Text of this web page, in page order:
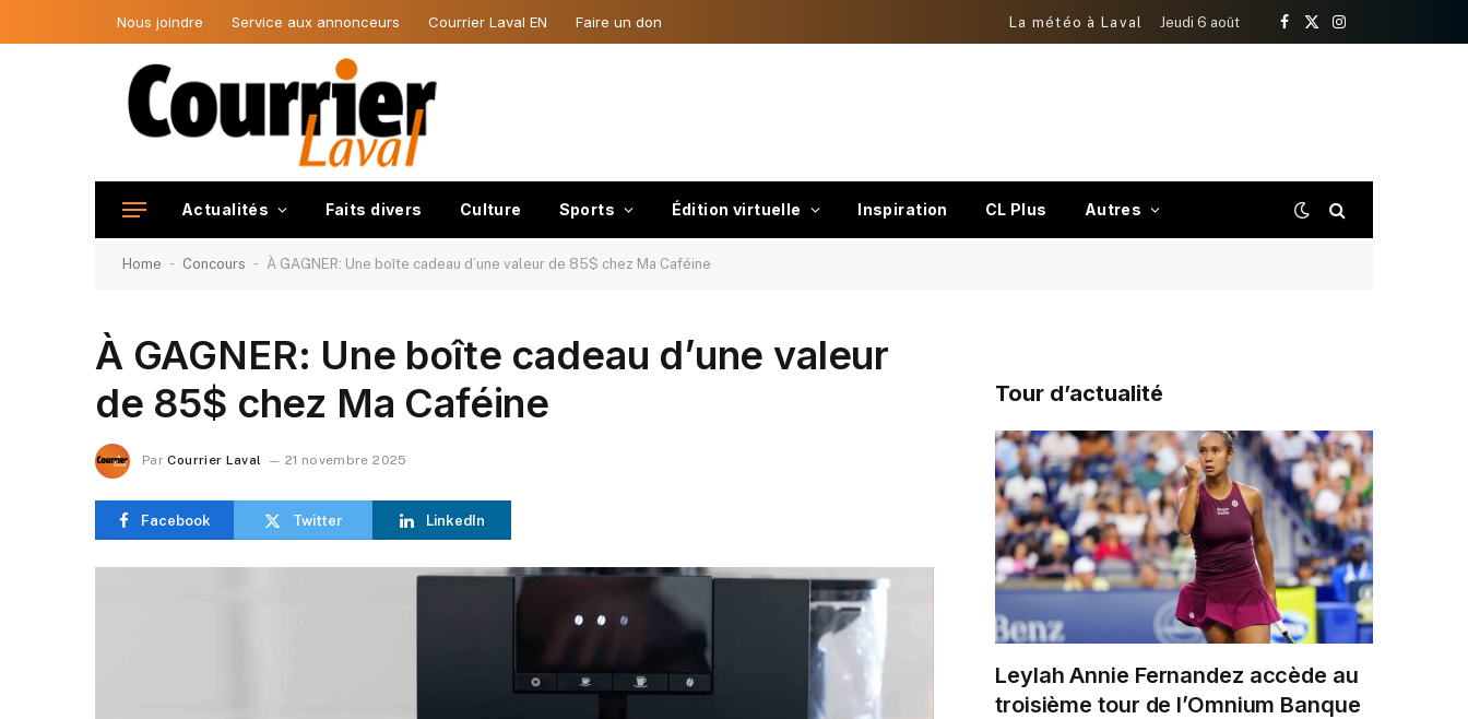
Nous joindre Service aux annonceurs Courrier Laval EN Faire un don La météo à Laval Jeudi 6 août
Facebook
X
Instagram
Actualités Faits divers Culture Sports Édition virtuelle Inspiration CL Plus Autres
Home - Concours - À GAGNER: Une boîte cadeau d’une valeur de 85$ chez Ma Caféine
À GAGNER: Une boîte cadeau d’une valeur
de 85$ chez Ma Caféine
Par Courrier Laval 21 novembre 2025
Facebook Twitter LinkedIn
Tour d’actualité
Leylah Annie Fernandez accède au
troisième tour de l’Omnium Banque